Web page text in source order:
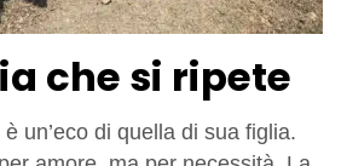
che si ripete
un’eco di quella di sua figlia.